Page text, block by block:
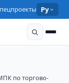
Ру
по торгово-